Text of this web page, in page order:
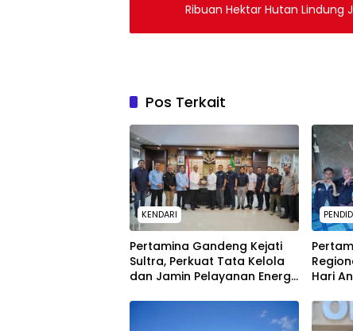
Ribuan Hektar Hutan Lindung
Pos Terkait
KENDARI
Pertamina Gandeng Kejati
Sultra, Perkuat Tata Kelola
dan Jamin Pelayanan Energi
Hari
Pesisir